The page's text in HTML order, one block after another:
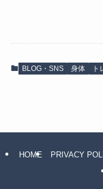
BLOG・SNS 身体 ト
HOME PRIVACY